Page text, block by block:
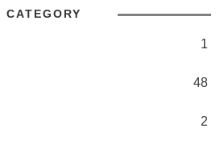
CATEGORY
1
48
2